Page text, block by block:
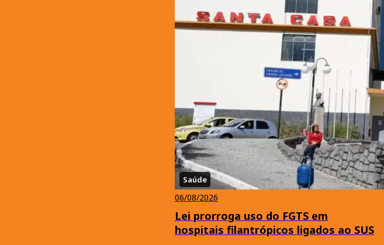
Saúde
06/08/2026
Lei prorroga uso do FGTS em
hospitais filantrópicos ligados ao SUS